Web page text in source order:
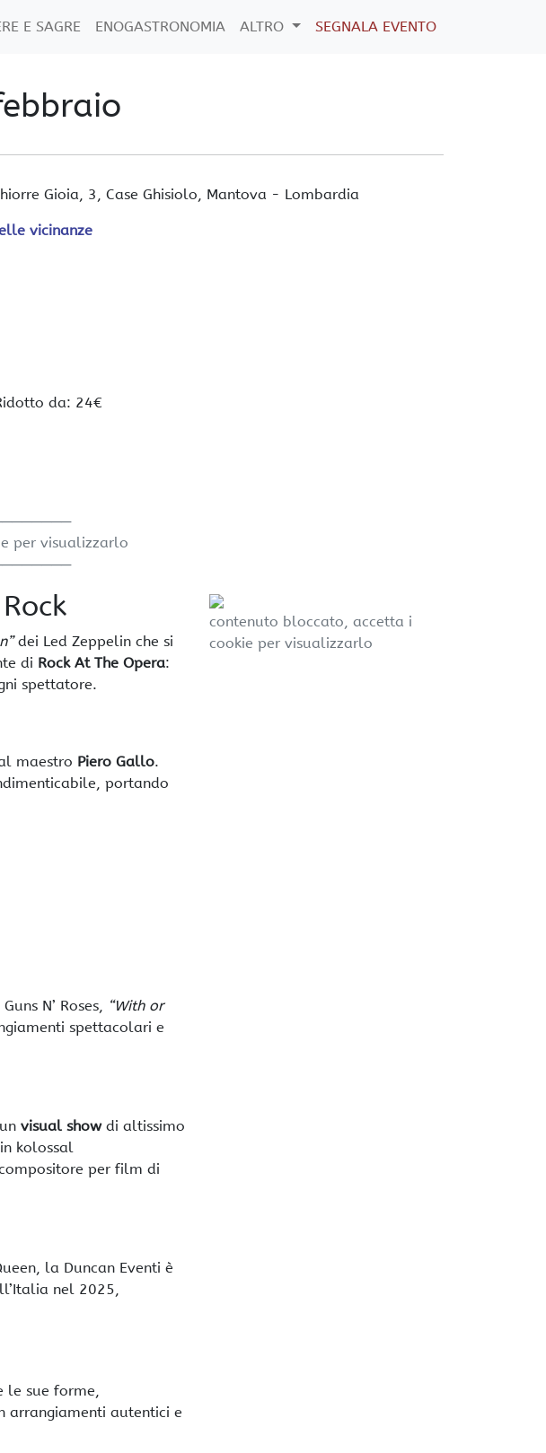
E SAGRE ENOGASTRONOMIA ALTRO SEGNALA EVENTO
Gioia, 3,Case Ghisiolo, Mantova - Lombardia
vicinanze
da: 24€
per visualizzarlo
dei Led Zeppelin che si
di Rock At The Opera:
spettatore.
maestro Piero Gallo.
portando
N’ Roses, “With or
spettacolari e
visual showdi altissimo
kolossal
per film di
la Duncan Eventi è
nel 2025,
le sue forme,
arrangiamenti autentici e
contenuto bloccato, accetta i
cookie per visualizzarlo